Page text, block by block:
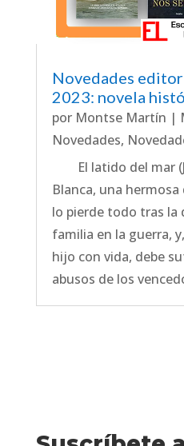
Novedades
2023: novela
por Montse Martín |
Novedades,
El latido del mar
Blanca, una
lo pierde todo tras la
familia en la guerra,
hijo con vida, debe
abusos de los